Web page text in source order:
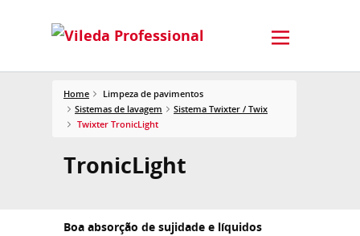
Home
Limpeza de pavimentos
Sistemas de lavagem
Sistema Twixter / Twix
Twixter TronicLight
TronicLight
Boa absorção de sujidade e líquidos